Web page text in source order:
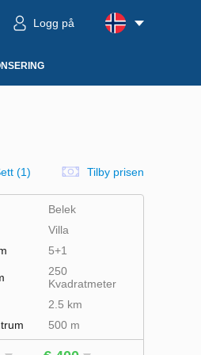
Logg på
(1) Tilby prisen
Belek
Villa
5+1
250
Kvadratmeter
2.5 km
500 m